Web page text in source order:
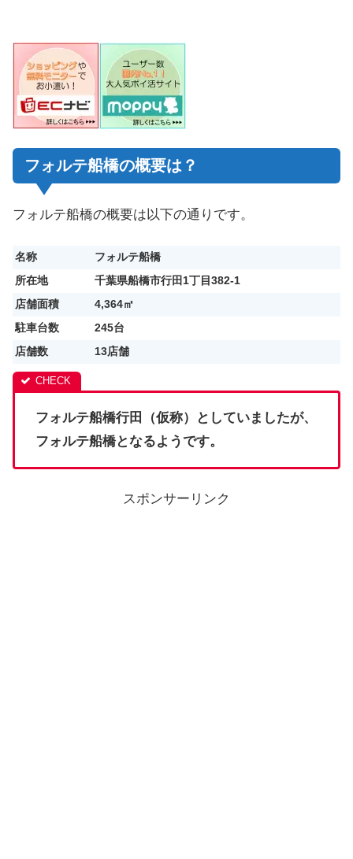
フォルテ船橋の概要は？
フォルテ船橋の概要は以下の通りです。
名称
フォルテ船橋
所在地
千葉県船橋市行田1丁目382-1
店舗面積
4,364㎡
駐車台数
245台
店舗数
13店舗
フォルテ船橋行田（仮称）としていましたが、
フォルテ船橋となるようです。
スポンサーリンク